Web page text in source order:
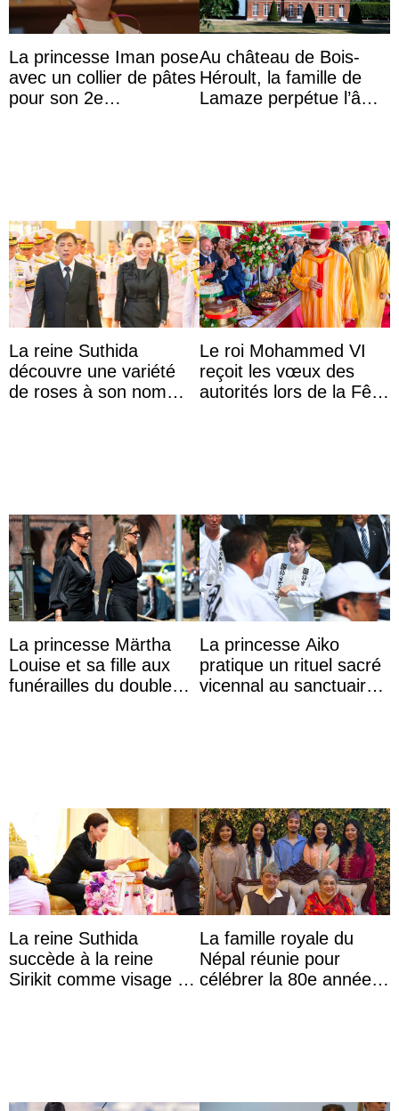
La princesse Iman pose
avec un collier de pâtes
pour son 2e
Au château de Bois-
Héroult, la famille de
Lamaze perpétue l’âme
La reine Suthida
découvre une variété
de roses à son nom
Le roi Mohammed VI
reçoit les vœux des
autorités lors de la Fête
La princesse Märtha
Louise et sa fille aux
funérailles du double
La princesse Aiko
pratique un rituel sacré
vicennal au sanctuaire
La reine Suthida
succède à la reine
Sirikit comme visage de
La famille royale du
Népal réunie pour
célébrer la 80e année